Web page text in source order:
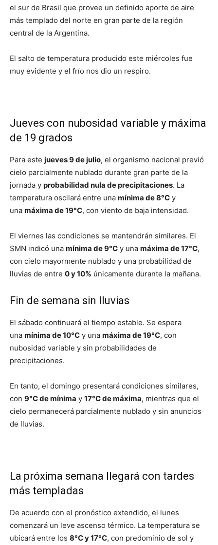
el sur de Brasil que provee un definido aporte de aire
más templado del norte en gran parte de la región
central de la Argentina.
El salto de temperatura producido este miércoles fue
muy evidente y el frío nos dio un respiro.
Jueves con nubosidad variable y máxima
de 19 grados
Para este jueves 9 de julio, el organismo nacional previó
cielo parcialmente nublado durante gran parte de la
jornada y probabilidad nula de precipitaciones. La
temperatura oscilará entre una mínima de 8°C y
una máxima de 19°C, con viento de baja intensidad.
El viernes las condiciones se mantendrán similares. El
SMN indicó una mínima de 9°C y una máxima de 17°C,
con cielo mayormente nublado y una probabilidad de
lluvias de entre 0 y 10% únicamente durante la mañana.
Fin de semana sin lluvias
El sábado continuará el tiempo estable. Se espera
una mínima de 10°C y una máxima de 19°C, con
nubosidad variable y sin probabilidades de
precipitaciones.
En tanto, el domingo presentará condiciones similares,
con 9°C de mínima y 17°C de máxima, mientras que el
cielo permanecerá parcialmente nublado y sin anuncios
de lluvias.
La próxima semana llegará con tardes
más templadas
De acuerdo con el pronóstico extendido, el lunes
comenzará un leve ascenso térmico. La temperatura se
ubicará entre los 8°C y 17°C, con predominio de sol y